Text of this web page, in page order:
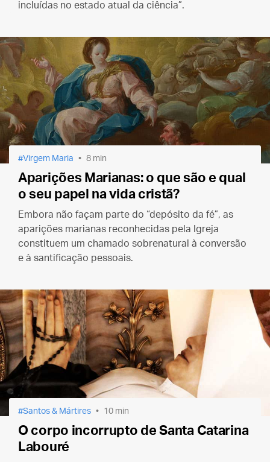
incluídas no estado atual da ciência”.
Virgem Maria 8 min
Aparições Marianas: o que são e qual
o seu papel na vida cristã?
Embora não façam parte do “depósito da fé”, as
aparições marianas reconhecidas pela Igreja
constituem um chamado sobrenatural à conversão
e à santificação pessoais.
Santos & Mártires 10 min
O corpo incorrupto de Santa Catarina
Labouré